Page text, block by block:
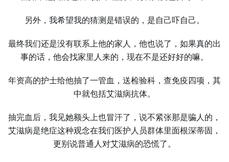
另外，我希望我的猜测是错误的，是自己吓自己。
最终我们还是没有联系上他的家人，他也说了，如果真的出
事的话，他会找家里人来的，现在不是还好好的嘛。
年资高的护士给他抽了一管血，送检验科，查免疫四项，其
中就包括艾滋病抗体。
抽完血后，我见她额头上也冒汗了，说不紧张那是骗人的，
艾滋病是绝症这种观念在我们医护人员群体里面根深蒂固，
更别说普通人对艾滋病的恐慌了。